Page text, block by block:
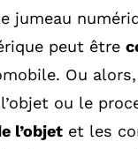
jumeau
peut être
Ou
l’objet ou le
l’objetet les